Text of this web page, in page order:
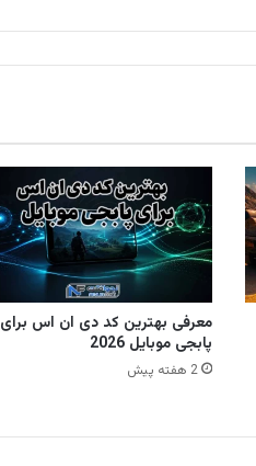
معرفی بهترین کد دی ان اس برای
پابجی موبایل 2026
2 هفته پیش